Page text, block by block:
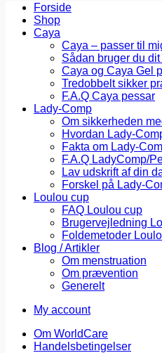
Forside
Shop
Caya
Caya – passer til
Sådan bruger du
Caya og Caya Gel
Tredobbelt sikker
F.A.Q Caya pessar
Lady-Comp
Om sikkerheden
Hvordan Lady-
Fakta om Lady-
F.A.Q LadyComp/
Lav udskrift af din
Forskel på Lady-
Loulou cup
FAQ Loulou cup
Brugervejledning
Foldemetoder
Blog / Artikler
Om menstruation
Om prævention
Generelt
My account
Om WorldCare
Handelsbetingelser